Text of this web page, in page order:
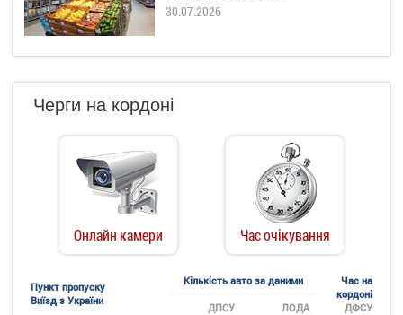
30.07.2026
Черги на кордоні
Онлайн камери Час очікування
Пункт пропуску
Виїзд з України
Кількість авто за даними
Час на
кордоні
ДФСУ
ДПСУ ЛОДА